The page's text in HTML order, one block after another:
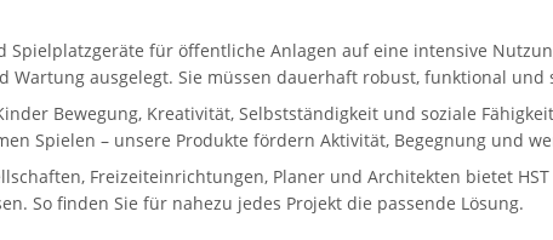
für öffentliche Anlagen auf eine intensive
ausgelegt. Sie müssen dauerhaft robust, funktional und
Bewegung, Kreativität, Selbstständigkeit und soziale
Spielen – unsere Produkte fördern Aktivität, Begegnung und
Freizeiteinrichtungen, Planer und Architekten bietet
So finden Sie für nahezu jedes Projekt die passende Lösung.